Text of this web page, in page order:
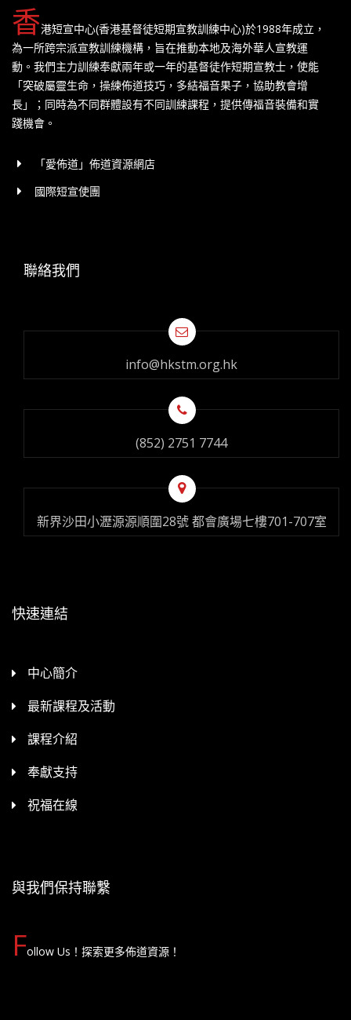
香港短宣中心(香港基督徒短期宣教訓練中心)於1988年成立，
為一所跨宗派宣教訓練機構，旨在推動本地及海外華人宣教運
動。我們主力訓練奉獻兩年或一年的基督徒作短期宣教士，使能
「突破屬靈生命，操練佈道技巧，多結福音果子，協助教會增
長」；同時為不同群體設有不同訓練課程，提供傳福音裝備和實
踐機會。
「愛佈道」佈道資源網店
國際短宣使團
聯絡我們
info@hkstm.org.hk
(852) 2751 7744
新界沙田小瀝源源順圍28號 都會廣場七樓701-707室
快速連結
中心簡介
最新課程及活動
課程介紹
奉獻支持
祝福在線
與我們保持聯繫
Follow Us！探索更多佈道資源！